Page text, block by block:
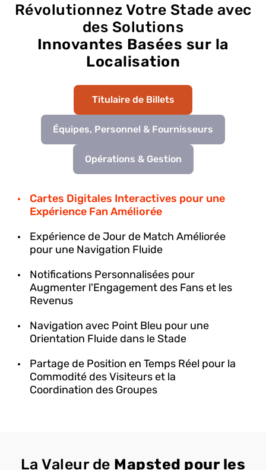
Révolutionnez Votre Stade avec
des Solutions
Innovantes Basées sur la
Localisation
Titulaire de Billets
Équipes, Personnel & Fournisseurs
Opérations & Gestion
Cartes Digitales Interactives pour une
Expérience Fan Améliorée
Expérience de Jour de Match Améliorée
pour une Navigation Fluide
Notifications Personnalisées pour
Augmenter l'Engagement des Fans et les
Revenus
Navigation avec Point Bleu pour une
Orientation Fluide dans le Stade
Partage de Position en Temps Réel pour la
Commodité des Visiteurs et la
Coordination des Groupes
La Valeur de Mapsted pour les